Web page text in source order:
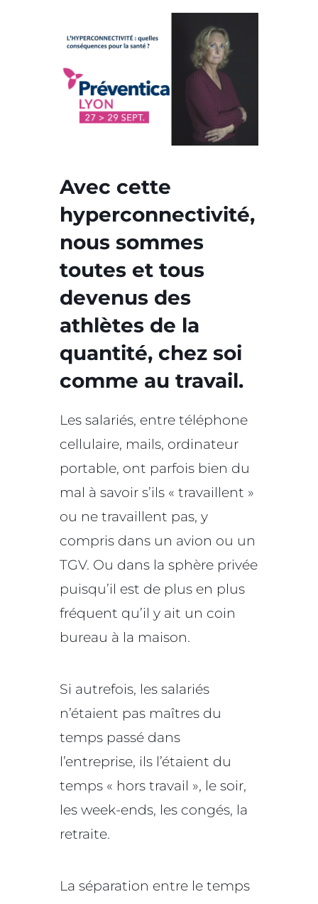
Avec cette
hyperconnectivité,
nous sommes
toutes et tous
devenus des
athlètes de la
quantité, chez soi
comme au travail.
Les salariés, entre téléphone
cellulaire, mails, ordinateur
portable, ont parfois bien du
mal à savoir s’ils « travaillent »
ou ne travaillent pas, y
compris dans un avion ou un
TGV. Ou dans la sphère privée
puisqu’il est de plus en plus
fréquent qu’il y ait un coin
bureau à la maison.
Si autrefois, les salariés
n’étaient pas maîtres du
temps passé dans
l’entreprise, ils l’étaient du
temps « hors travail », le soir,
les week-ends, les congés, la
retraite.
La séparation entre le temps